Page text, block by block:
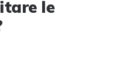
le